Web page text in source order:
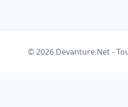
© 2026 Devanture.Net -